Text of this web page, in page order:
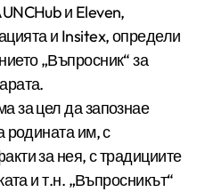
и Eleven,
и Insitex, определи
„Въпросник“ за
за цел да запознае
родината им, с
за нея, с традициите
и т.н. „Въпросникът“